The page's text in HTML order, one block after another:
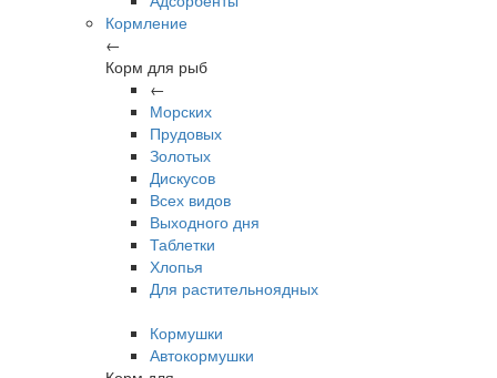
Кормление
←
Корм для рыб
←
Морских
Прудовых
Золотых
Дискусов
Всех видов
Выходного дня
Таблетки
Хлопья
Для растительноядных
Кормушки
Автокормушки